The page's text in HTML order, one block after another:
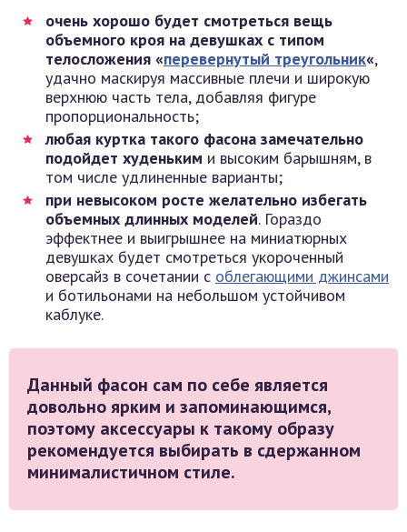
очень хорошо будет смотреться вещь
объемного кроя на девушках с типом
телосложения «перевернутый треугольник«,
удачно маскируя массивные плечи и широкую
верхнюю часть тела, добавляя фигуре
пропорциональность;
любая куртка такого фасона замечательно
подойдет худеньким и высоким барышням, в
том числе удлиненные варианты;
при невысоком росте желательно избегать
объемных длинных моделей. Гораздо
эффектнее и выигрышнее на миниатюрных
девушках будет смотреться укороченный
оверсайз в сочетании с облегающими джинсами
и ботильонами на небольшом устойчивом
каблуке.
Данный фасон сам по себе является
довольно ярким и запоминающимся,
поэтому аксессуары к такому образу
рекомендуется выбирать в сдержанном
минималистичном стиле.